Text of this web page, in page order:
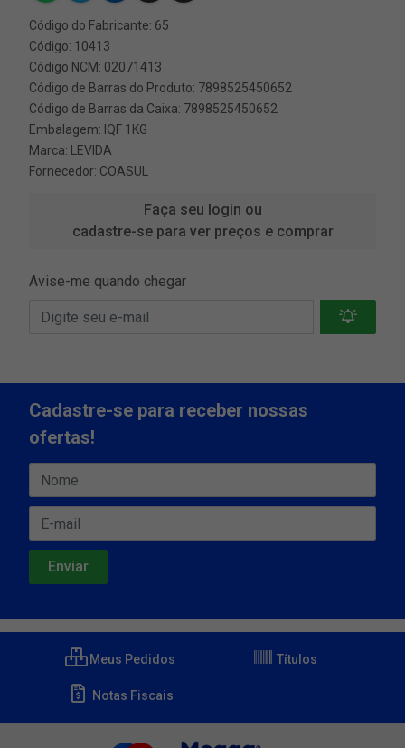
Código do Fabricante: 65
Código: 10413
Código NCM: 02071413
Código de Barras do Produto: 7898525450652
Código de Barras da Caixa: 7898525450652
Embalagem: IQF 1KG
Marca:
LEVIDA
Fornecedor: COASUL
Faça seu login ou
cadastre-se para ver preços e comprar
Avise-me quando chegar
Cadastre-se para receber nossas
ofertas!
Meus Pedidos Títulos
Notas Fiscais